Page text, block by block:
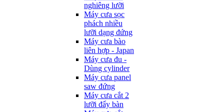
nghiêng lưỡi
Máy cưa sọc
phách nhiều
lưỡi dạng đứng
Máy cưa bào
liên hợp - Japan
Máy cưa đu -
Dùng cylinder
Máy cưa panel
saw đứng
Máy cưa cắt 2
lưỡi đẩy bàn